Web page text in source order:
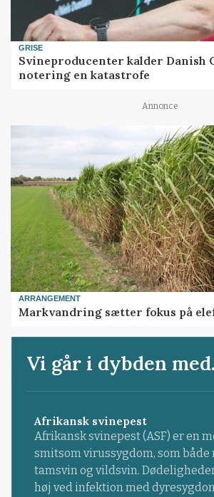
GRISE
Svineproducenter kalder Danish
notering en katastrofe
Annonce
ARRANGEMENT
Markvandring sætter fokus på
Vi går i dybden
Afrikansk svinepest
Afrikansk svinepest (ASF) er en
smitsom virussygdom, som både
tamsvin og vildsvin.
høj ved infektion med